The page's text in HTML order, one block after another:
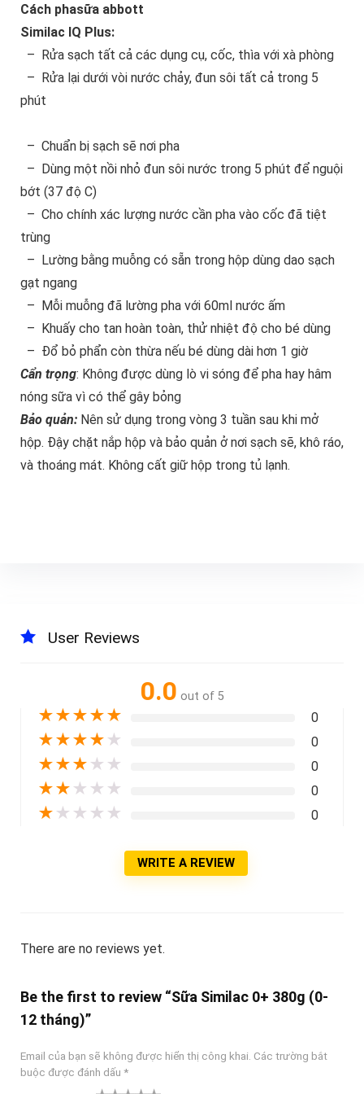
Cách phasữa abbott
Similac IQ Plus:
– Rửa sạch tất cả các dụng cụ, cốc, thìa với xà phòng
– Rửa lại dưới vòi nước chảy, đun sôi tất cả trong 5
phút
– Chuẩn bị sạch sẽ nơi pha
– Dùng một nồi nhỏ đun sôi nước trong 5 phút để nguội
bớt (37 độ C)
– Cho chính xác lượng nước cần pha vào cốc đã tiệt
trùng
– Lường bằng muỗng có sẵn trong hộp dùng dao sạch
gạt ngang
– Mỗi muỗng đã lường pha với 60ml nước ấm
– Khuấy cho tan hoàn toàn, thử nhiệt độ cho bé dùng
– Đổ bỏ phẩn còn thừa nếu bé dùng dài hơn 1 giờ
Cẩn trọng: Không được dùng lò vi sóng để pha hay hâm
nóng sữa vì có thể gây bỏng
Bảo quản:Nên sử dụng trong vòng 3 tuần sau khi mở
hộp. Đậy chặt nắp hộp và bảo quản ở nơi sạch sẽ, khô ráo,
và thoáng mát. Không cất giữ hộp trong tủ lạnh.
User Reviews
0.0 out of 5
★★★★★ 0
★★★★ ★ 0
★★★ ★ ★ 0
★★ ★ ★ ★ 0
★ ★ ★ ★ ★ 0
WRITE A REVIEW
There are no reviews yet.
Be the first to review “Sữa Similac 0+ 380g (0-
12 tháng)”
Email của bạn sẽ không được hiển thị công khai. Các trường bắt
buộc được đánh dấu *